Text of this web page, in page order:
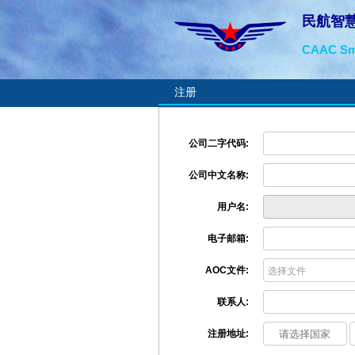
民航智
CAAC
注册
公司二字代码:
公司中文名称:
用户名:
电子邮箱:
AOC文件: 选择文件
联系人:
注册地址: